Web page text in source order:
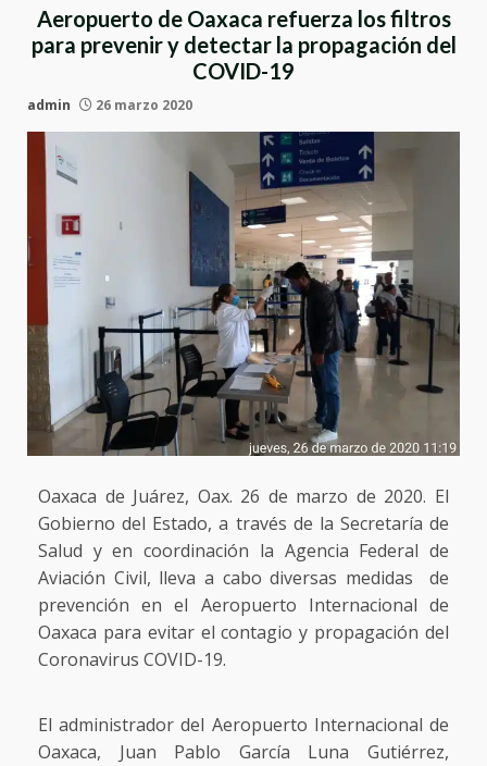
Aeropuerto de Oaxaca refuerza los filtros
para prevenir y detectar la propagación del
COVID-19
admin 26 marzo 2020
Oaxaca de Juárez, Oax. 26 de marzo de 2020. El
Gobierno del Estado, a través de la Secretaría de
Salud y en coordinación la Agencia Federal de
Aviación Civil, lleva a cabo diversas medidas de
prevención en el Aeropuerto Internacional de
Oaxaca para evitar el contagio y propagación del
Coronavirus COVID-19.
El administrador del Aeropuerto Internacional de
Oaxaca, Juan Pablo García Luna Gutiérrez,